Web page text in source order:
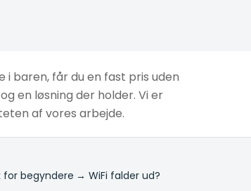
baren, får du en fast pris uden
en løsning der holder. Vi er
af vores arbejde.
begyndere → WiFi falder ud?